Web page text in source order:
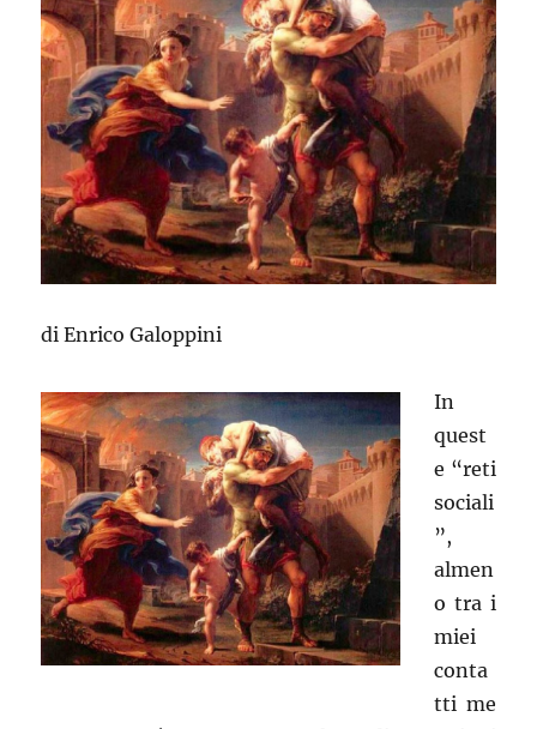
di Enrico Galoppini
In
quest
e “reti
sociali
”,
almen
o tra i
miei
conta
tti me